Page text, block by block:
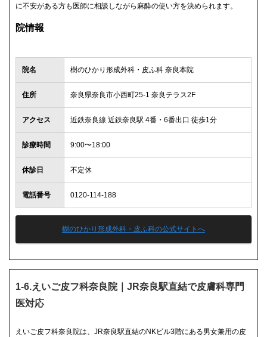
に不安がある方も医師に相談しながら麻酔の使い方を決められます。
院情報
院名 樹のひかり形成外科・皮ふ科 奈良本院
住所 奈良県奈良市小西町25-1 奈良テラス2F
アクセス 近鉄奈良線 近鉄奈良駅 4番・6番出口 徒歩1分
診療時間 9:00〜18:00
休診日 不定休
電話番号 0120-114-188
樹のひかり形成外科・皮ふ科の公式サイトへ
1-6.えいご皮フ科奈良院｜JR奈良駅直結で皮膚科専門
医対応
えいご皮フ科奈良院は、JR奈良駅直結のNKビル3階にある男女兼用の皮